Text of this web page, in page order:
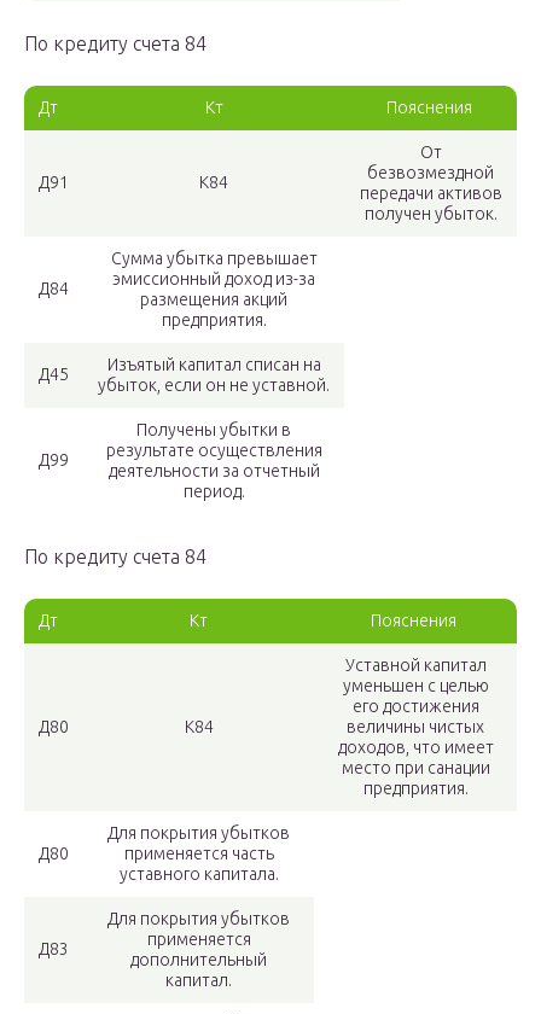
По кредиту счета 84
Дт Кт Пояснения
Д91 К84
От
безвозмездной
передачи активов
получен убыток.
Д84
Сумма убытка превышает
эмиссионный доход из-за
размещения акций
предприятия.
Д45
Изъятый капитал списан на
убыток, если он не уставной.
Д99
Получены убытки в
результате осуществления
деятельности за отчетный
период.
По кредиту счета 84
Дт Кт Пояснения
Д80 К84
Уставной капитал
уменьшен с целью
его достижения
величины чистых
доходов, что имеет
место при санации
предприятия.
Д80
Для покрытия убытков
применяется часть
уставного капитала.
Д83
Для покрытия убытков
применяется
дополнительный
капитал.